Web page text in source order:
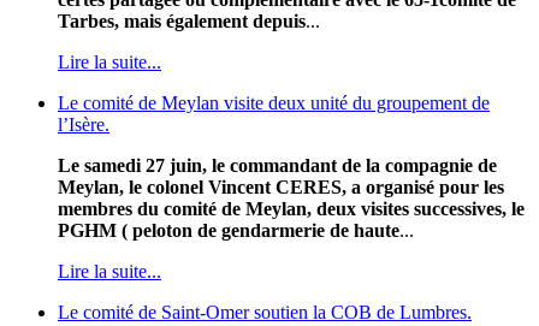
Tarbes, mais également depuis...
Lire la suite...
Le comité de Meylan visite deux unité du groupement de
l’Isère.
Le samedi 27 juin, le commandant de la compagnie de
Meylan, le colonel Vincent CERES, a organisé pour les
membres du comité de Meylan, deux visites successives, le
PGHM ( peloton de gendarmerie de haute...
Lire la suite...
Le comité de Saint-Omer soutien la COB de Lumbres.